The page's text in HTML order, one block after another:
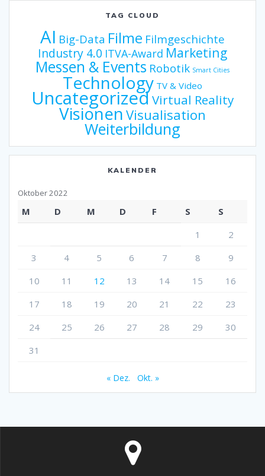
TAG CLOUD
AI Big-Data Filme Filmgeschichte
Industry 4.0 ITVA-Award Marketing
Messen & Events Robotik Smart Cities
Technology TV & Video
UncategorizedVirtual Reality
Visionen Visualisation
Weiterbildung
KALENDER
Oktober 2022
M D M D F S
S
1
2
3
4 5 6 7 8
9
10
11 12 13 14 15
16
17
18 19 20 21 22
23
24
25 26 27 28 29
30
31
« Dez. Okt. »